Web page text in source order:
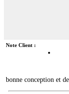
Note Client :
bonne conception et